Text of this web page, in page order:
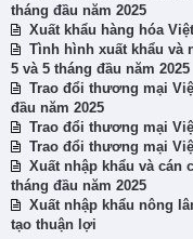
tháng đầu năm 2025
Xuất khẩu hàng hóa
Tình hình xuất khẩu và
5 và 5 tháng đầu năm 2025
Trao đổi thương mại
đầu năm 2025
Trao đổi thương mại
Trao đổi thương mại
Xuất nhập khẩu và cán
tháng đầu năm 2025
Xuất nhập khẩu nông
tạo thuận lợi